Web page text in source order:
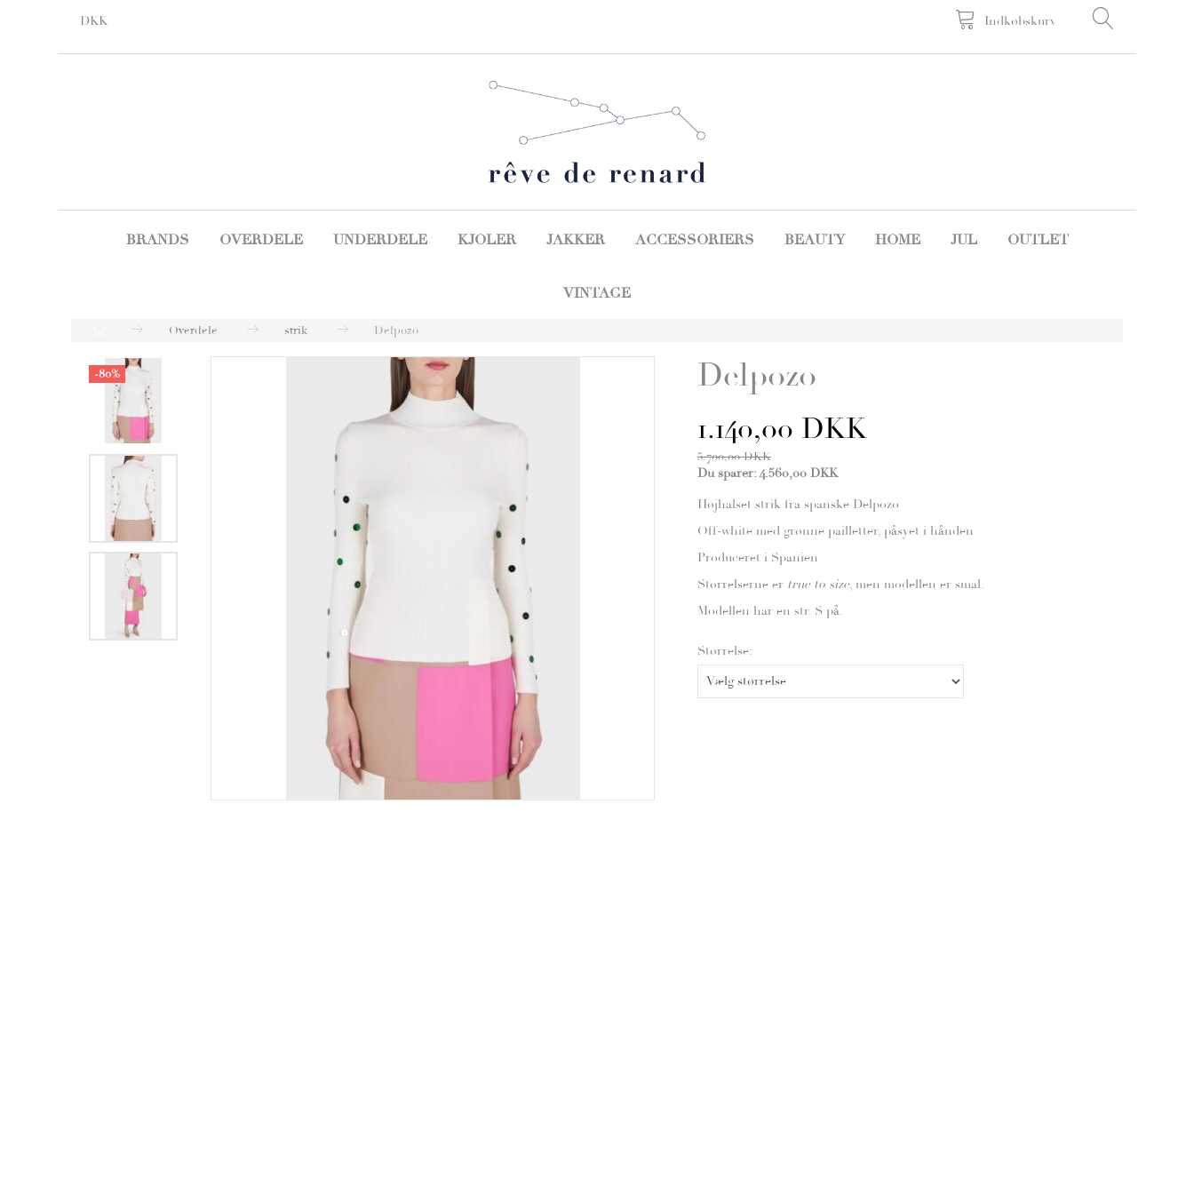
DKK Indkøbskurv
BRANDS OVERDELE UNDERDELE KJOLER JAKKER ACCESSORIERS BEAUTY HOME JUL OUTLET
VINTAGE
Overdele strik Delpozo
-80% Delpozo
1.140,00 DKK
5.700,00 DKK
Du sparer: 4.560,00 DKK
Højhalset strik fra spanske Delpozo
Off-white med grønne pailletter, påsyet i hånden
Produceret i Spanien
Størrelserne er true to size, men modellen er smal.
Modellen har en str. S på.
Størrelse: